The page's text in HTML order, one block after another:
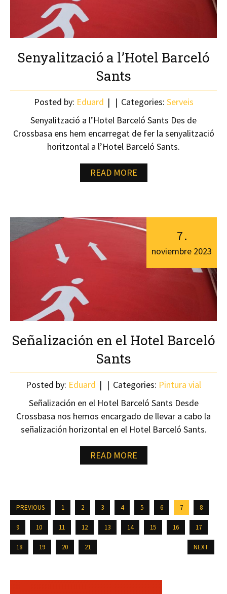
Senyalització a l’Hotel Barceló
Sants
Posted by: Eduard Categories: Serveis
Senyalització a l’Hotel Barceló Sants Des de
Crossbasa ens hem encarregat de fer la senyalització
horitzontal a l’Hotel Barceló Sants.
READ MORE
Señalización en el Hotel Barceló
Sants
7.
noviembre 2023
Posted by: Eduard Categories: Pintura vial
Señalización en el Hotel Barceló Sants Desde
Crossbasa nos hemos encargado de llevar a cabo la
señalización horizontal en el Hotel Barceló Sants.
READ MORE
PREVIOUS 1 2 3 4 5 6 7 8
9 10 11 12 13 14 15 16 17
18 19 20 21 NEXT